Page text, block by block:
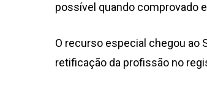
possível quando comprovado
O recurso especial chegou ao
retificação da profissão no